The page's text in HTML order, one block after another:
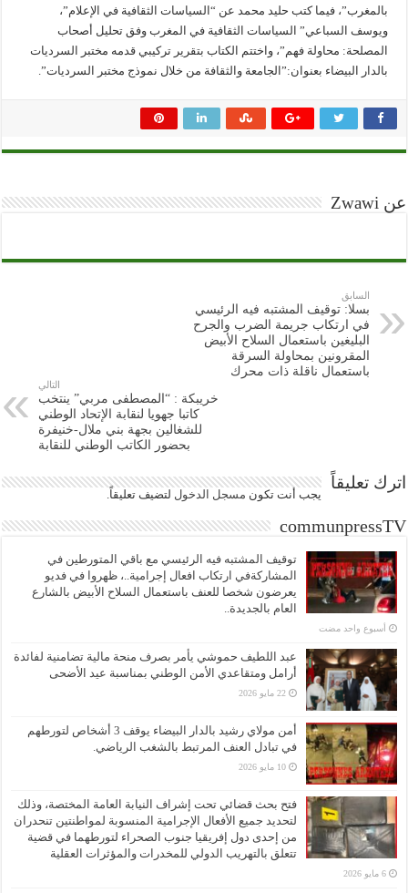
بالمغرب”، فيما كتب حليد محمد عن “السياسات الثقافية في الإعلام”،
ويوسف السباعي” السياسات الثقافية في المغرب وفق تحليل أصحاب
المصلحة: محاولة فهم”، واختتم الكتاب بتقرير تركيبي قدمه مختبر السرديات
بالدار البيضاء بعنوان:”الجامعة والثقافة من خلال نموذج مختبر السرديات”.
عن Zwawi
السابق
بسلا: توقيف المشتبه فيه الرئيسي
في ارتكاب جريمة الضرب والجرح
البليغين باستعمال السلاح الأبيض
المقرونين بمحاولة السرقة
باستعمال ناقلة ذات محرك
التالي
خريبكة : “المصطفى مربي” ينتخب
كاتبا جهويا لنقابة الإتحاد الوطني
للشغالين بجهة بني ملال-خنيفرة
بحضور الكاتب الوطني للنقابة
اترك تعليقاً
يجب أنت تكون مسجل الدخول لتضيف تعليقاً.
communpressTV
توقيف المشتبه فيه الرئيسي مع باقي المتورطين في
المشاركةفي ارتكاب افعال إجرامية..، ظهروا في فديو
يعرضون شخصا للعنف باستعمال السلاح الأبيض بالشارع
العام بالجديدة..
‏أسبوع واحد مضت
عبد اللطيف حموشي يأمر بصرف منحة مالية تضامنية لفائدة
أرامل ومتقاعدي الأمن الوطني بمناسبة عيد الأضحى
22 مايو 2026
أمن مولاي رشيد بالدار البيضاء يوقف 3 أشخاص لتورطهم
في تبادل العنف المرتبط بالشغب الرياضي.
10 مايو 2026
فتح بحث قضائي تحت إشراف النيابة العامة المختصة، وذلك
لتحديد جميع الأفعال الإجرامية المنسوبة لمواطنتين تنحدران
من إحدى دول إفريقيا جنوب الصحراء لتورطهما في قضية
تتعلق بالتهريب الدولي للمخدرات والمؤثرات العقلية
6 مايو 2026